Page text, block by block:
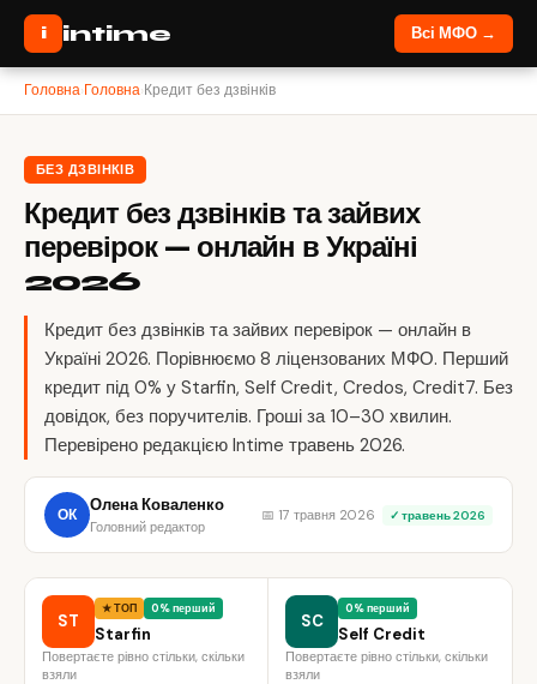
i intime Всі МФО →
Головна›Головна›Кредит без дзвінків
БЕЗ ДЗВІНКІВ
Кредит без дзвінків та зайвих
перевірок — онлайн в Україні
2026
Кредит без дзвінків та зайвих перевірок — онлайн в
Україні 2026. Порівнюємо 8 ліцензованих МФО. Перший
кредит під 0% у Starfin, Self Credit, Credos, Credit7. Без
довідок, без поручителів. Гроші за 10–30 хвилин.
Перевірено редакцією Intime травень 2026.
ОК Олена Коваленко
Головний редактор
📅 17 травня 2026 ✓ травень 2026
ST
★ ТОП 0% перший
Starfin
Повертаєте рівно стільки, скільки
взяли
SC
0% перший
Self Credit
Повертаєте рівно стільки, скільки
взяли